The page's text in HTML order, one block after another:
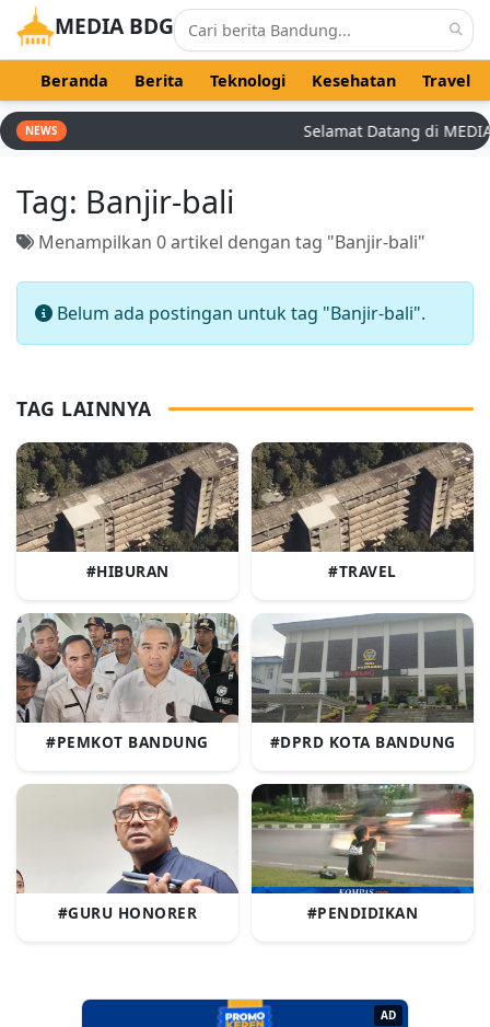
MEDIA BDG
Beranda Berita Teknologi Kesehatan Travel
NEWS Selamat Datang di
Tag: Banjir-bali
Menampilkan 0 artikel dengan tag "Banjir-bali"
Belum ada postingan untuk tag "Banjir-bali".
TAG LAINNYA
#HIBURAN #TRAVEL
#PEMKOT BANDUNG #DPRD KOTA BANDUNG
#GURU HONORER #PENDIDIKAN
AD